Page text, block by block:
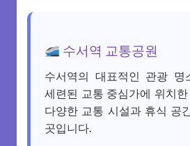
수서역 교통공원
수서역의 대표적인 관광 명
세련된 교통 중심가에 위치
다양한 교통 시설과 휴식 공
곳입니다.